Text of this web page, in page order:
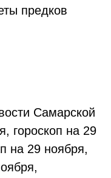
предков
Самарской
гороскоп на 29
на 29 ноября,